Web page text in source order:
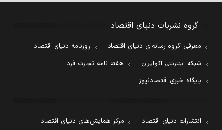
گروه نشریات دنیای اقتصاد
معرفی گروه رسانه‌ای دنیای اقتصاد
روزنامه دنیای اقتصاد
شبکه اینترنتی اکوایران
هفته نامه تجارت فردا
پایگاه خبری اقتصادنیوز
انتشارات دنیای اقتصاد
مرکز همایش‌های دنیای اقتصاد